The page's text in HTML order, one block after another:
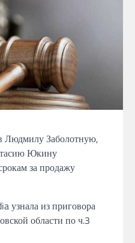
Людмилу Заболотную,
Юкину
за продажу
узнала из приговора
области по ч.3